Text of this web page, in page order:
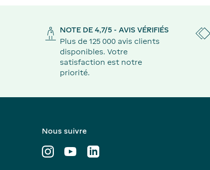
NOTE DE 4,7/5 - AVIS VÉRIFIÉS
Plus de 125 000 avis clients
disponibles. Votre
satisfaction est notre
priorité.
Nous suivre